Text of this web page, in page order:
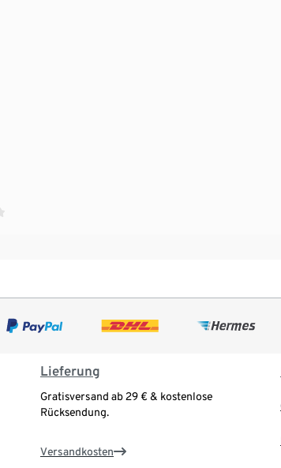
Lieferung
Gratisversand ab 29 € & kostenlose
Rücksendung.
Versandkosten